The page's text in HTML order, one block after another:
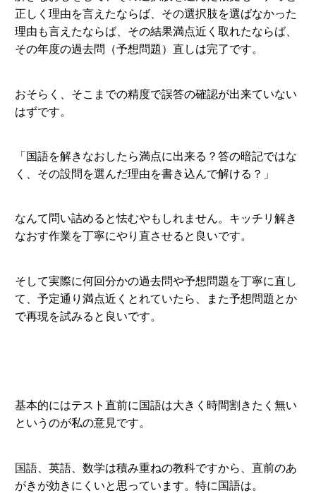
正しく理由を言えたならば、その選択肢を選ばなかった
理由も言えたならば、その結果満点近く取れたならば、
その年度の過去問（予想問題）直しは完了です。
おそらく、そこまでの精度で誤答の確認が出来ていない
はずです。
「国語を解きなおしたら満点に出来る？答の暗記ではな
く、その設問を選んだ理由を書き込んで解ける？」
なんて問い詰めると怯むやもしれません。キッチリ解き
なおす作業を丁寧にやり直させると良いです。
そして実際に何回分かの過去問や予想問題を丁寧に直し
て、予定通り満点近くとれていたら、また予想問題とか
で再現を試みると良いです。
基本的にはテスト直前に国語は大きく時間割きたく無い
というのが私の意見です。
国語、英語、数学は積み重ねの教科ですから、直前のあ
がきが効きにくいと思っています。特に国語は。